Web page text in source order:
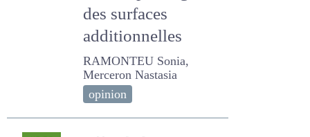
des surfaces
additionnelles
RAMONTEU Sonia,
Merceron Nastasia
opinion